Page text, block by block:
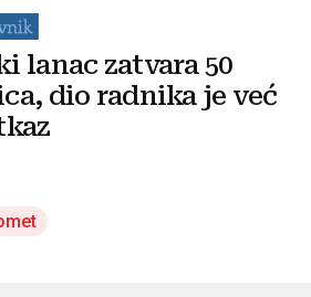
lanac zatvara 50
dio radnika je već